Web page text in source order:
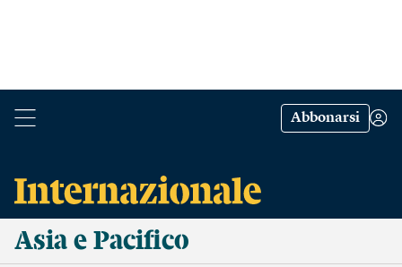
Abbonarsi
Asia e Pacifico